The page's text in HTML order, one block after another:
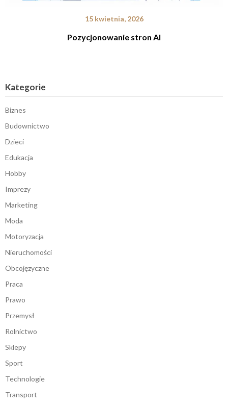
15 kwietnia, 2026
Pozycjonowanie stron AI
Kategorie
Biznes
Budownictwo
Dzieci
Edukacja
Hobby
Imprezy
Marketing
Moda
Motoryzacja
Nieruchomości
Obcojęzyczne
Praca
Prawo
Przemysł
Rolnictwo
Sklepy
Sport
Technologie
Transport